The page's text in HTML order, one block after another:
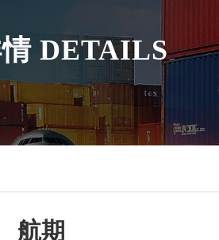
DETAILS
航期